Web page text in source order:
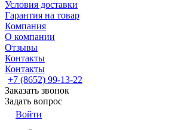
Условия доставки
Гарантия на товар
Компания
О компании
Отзывы
Контакты
Контакты
+7 (8652) 99-13-22
Заказать звонок
Задать вопрос
Войти